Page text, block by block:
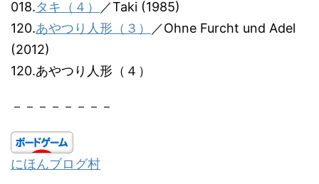
018.タキ（４）
／Taki (1985)
120.あやつり人形（３）
／Ohne Furcht und Adel
(2012)
120.あやつり人形（４）
－－－－－－－－
にほんブログ村